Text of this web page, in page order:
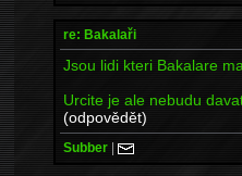
re: Bakalaři
Jsou lidi kteri Bakalare
Urcite je ale nebudu
(odpovědět)
Subber |